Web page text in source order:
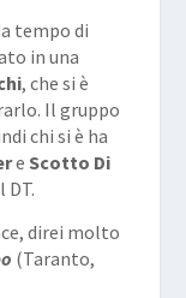
tempo di
in una
, che si è
Il gruppo
chi si è ha
e Scotto Di
DT.
direi molto
(Taranto,